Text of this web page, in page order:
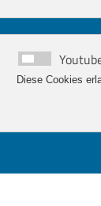
Diese Cookies
aus
auf Sie!